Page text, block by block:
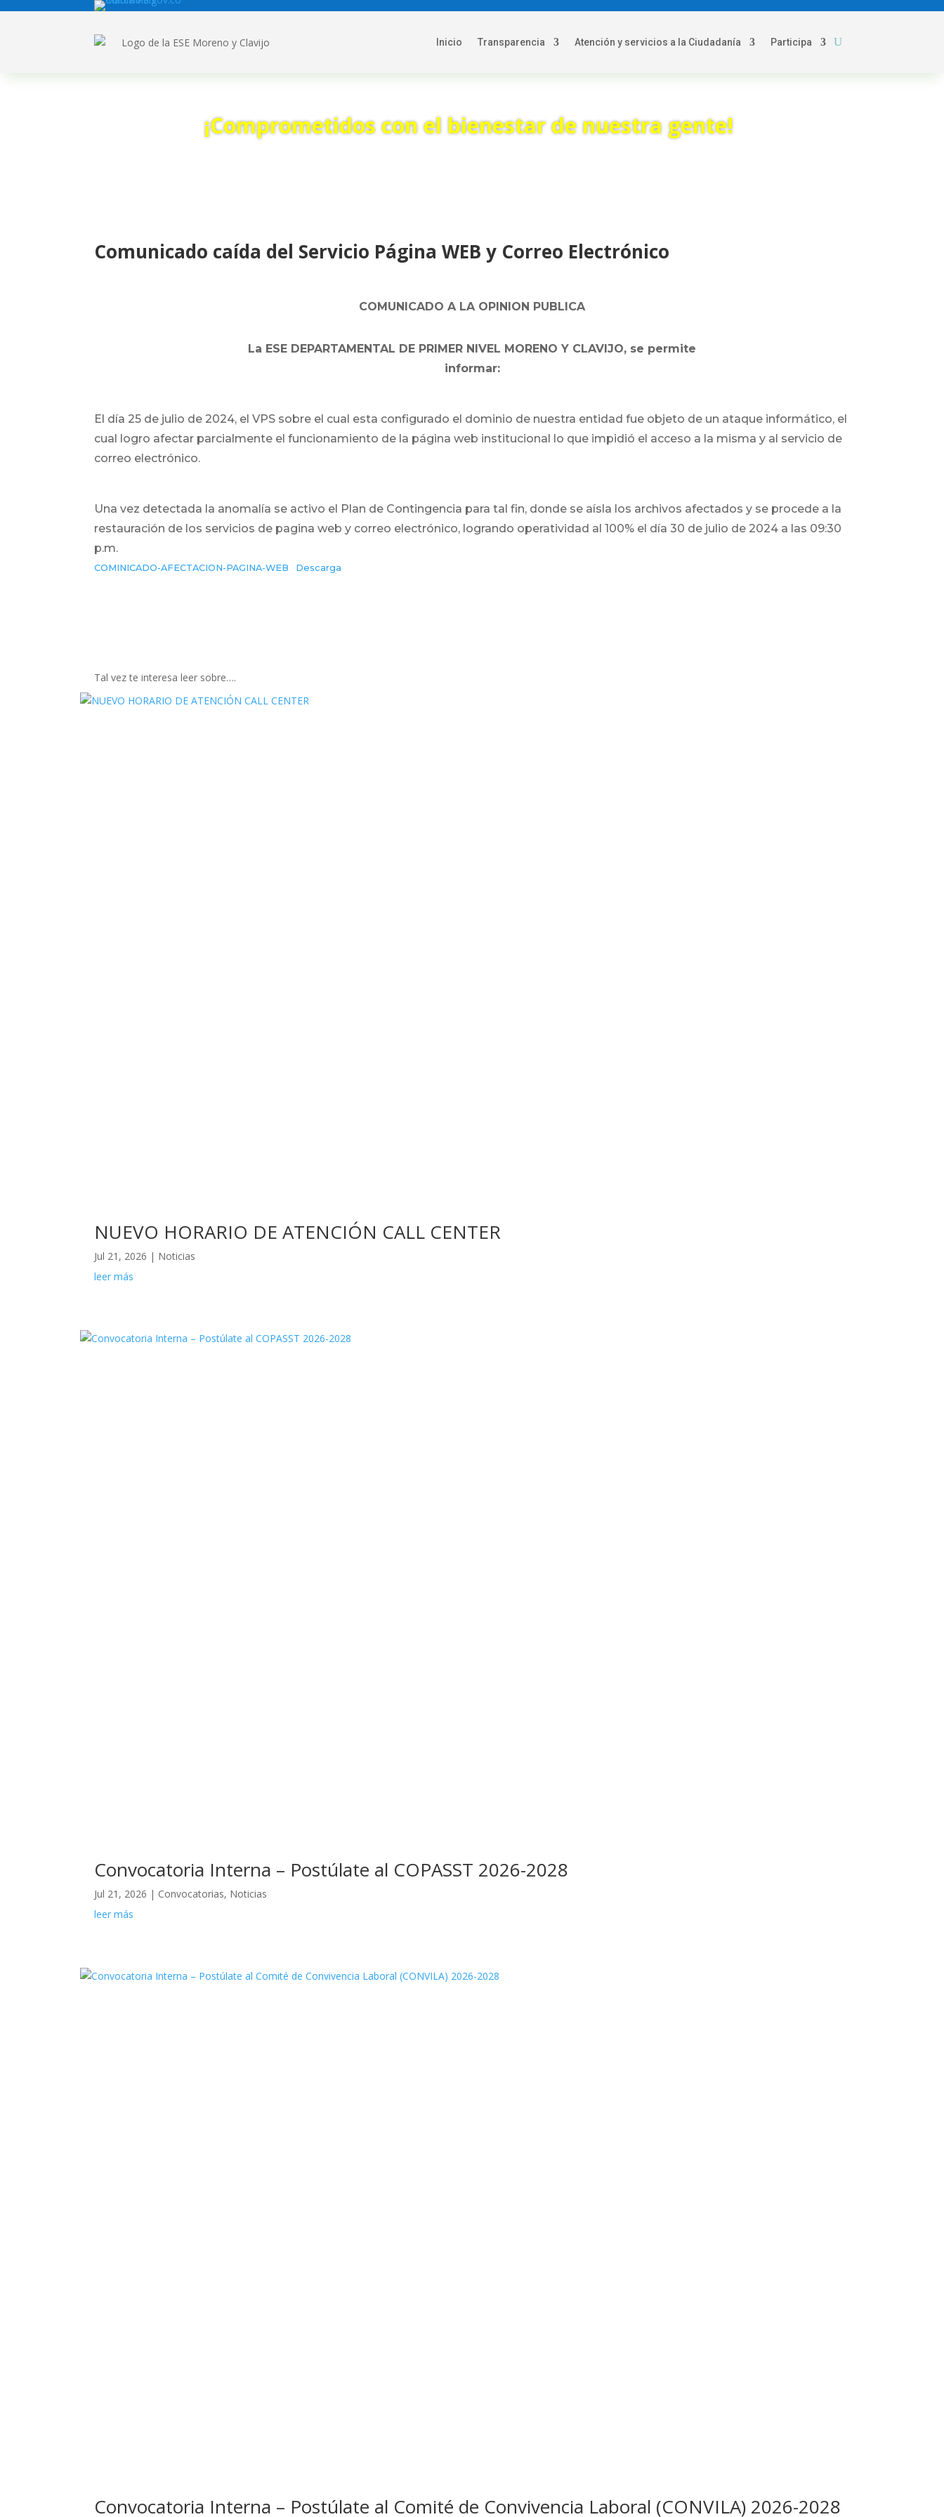
Inicio Transparencia Atención y servicios a la Ciudadanía Participa
¡Comprometidos con el bienestar de nuestra gente!
Comunicado caída del Servicio Página WEB y Correo Electrónico
COMUNICADO A LA OPINION PUBLICA
La ESE DEPARTAMENTAL DE PRIMER NIVEL MORENO Y CLAVIJO, se permite
informar:
El día 25 de julio de 2024, el VPS sobre el cual esta configurado el dominio de nuestra entidad fue objeto de un ataque informático, el
cual logro afectar parcialmente el funcionamiento de la página web institucional lo que impidió el acceso a la misma y al servicio de
correo electrónico.
Una vez detectada la anomalía se activo el Plan de Contingencia para tal fin, donde se aísla los archivos afectados y se procede a la
restauración de los servicios de pagina web y correo electrónico, logrando operatividad al 100% el día 30 de julio de 2024 a las 09:30
p.m.
COMINICADO-AFECTACION-PAGINA-WEB Descarga
Tal vez te interesa leer sobre….
NUEVO HORARIO DE ATENCIÓN CALL CENTER
Jul 21, 2026 | Noticias
leer más
Convocatoria Interna – Postúlate al COPASST 2026-2028
Jul 21, 2026 | Convocatorias, Noticias
leer más
Convocatoria Interna – Postúlate al Comité de Convivencia Laboral (CONVILA) 2026-2028